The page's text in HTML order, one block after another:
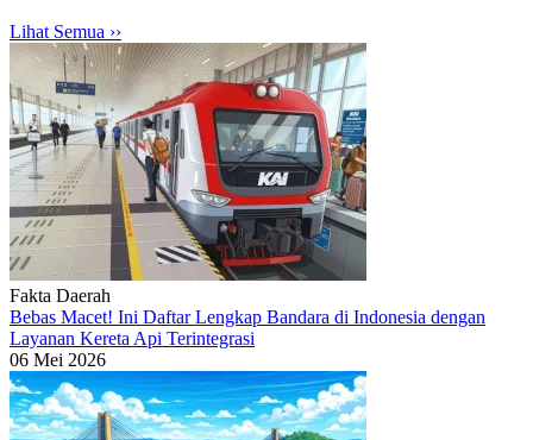
Lihat Semua ››
Fakta Daerah
Bebas Macet! Ini Daftar Lengkap Bandara di Indonesia dengan
Layanan Kereta Api Terintegrasi
06 Mei 2026